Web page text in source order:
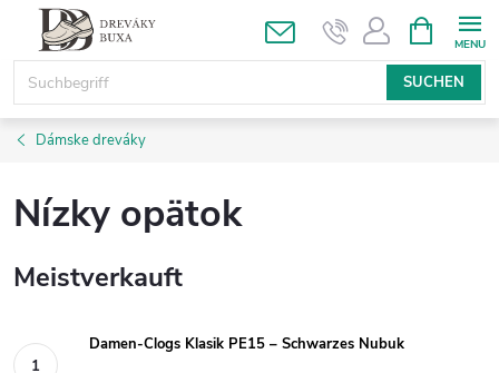
springen
SUCHEN
Dámske dreváky
Nízky opätok
Meistverkauft
Damen-Clogs Klasik PE15 – Schwarzes Nubuk